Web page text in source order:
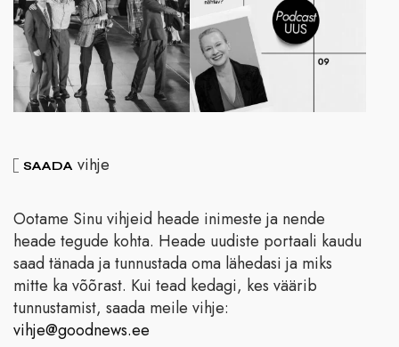
SAADA vihje
Ootame Sinu vihjeid heade inimeste ja nende
heade tegude kohta. Heade uudiste portaali kaudu
saad tänada ja tunnustada oma lähedasi ja miks
mitte ka võõrast. Kui tead kedagi, kes väärib
tunnustamist, saada meile vihje:
vihje@goodnews.ee